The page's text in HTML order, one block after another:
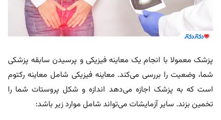
پزشک معمولا با انجام یک معاینه فیزیکی و پرسیدن سابقه پزشکی
شما، وضعیت را بررسی می‌کند. معاینه فیزیکی شامل معاینه رکتوم
است که به پزشک اجازه می‌دهد اندازه و شکل پروستات شما را
تخمین بزند. سایر آزمایشات می‌تواند شامل موارد زیر باشد: